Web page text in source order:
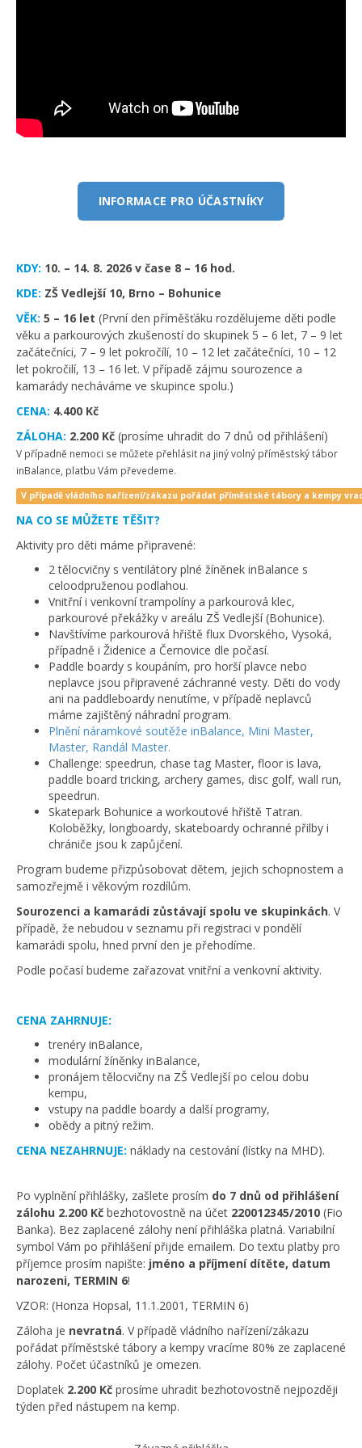
INFORMACE PRO ÚČASTNÍKY
KDY: 10. – 14. 8. 2026 v čase 8 – 16 hod.
KDE: ZŠ Vedlejší 10, Brno – Bohunice
VĚK: 5 – 16 let (První den příměšťáku rozdělujeme děti podle
věku a parkourových zkušeností do skupinek 5 – 6 let, 7 – 9 let
začátečníci, 7 – 9 let pokročílí, 10 – 12 let začátečníci, 10 – 12
let pokročilí, 13 – 16 let. V případě zájmu sourozence a
kamarády necháváme ve skupince spolu.)
CENA: 4.400 Kč
ZÁLOHA: 2.200 Kč (prosíme uhradit do 7 dnů od přihlášení)
V případně nemoci se můžete přehlásit na jiný volný příměstský tábor
inBalance, platbu Vám převedeme.
V případě vládního nařízení/zákazu pořádat příměstské tábory a kempy
NA CO SE MŮŽETE TĚŠIT?
Aktivity pro děti máme připravené:
2 tělocvičny s ventilátory plné žíněnek inBalance s
celoodpruženou podlahou.
Vnitřní i venkovní trampolíny a parkourová klec,
parkourové překážky v areálu ZŠ Vedlejší (Bohunice).
Navštívíme parkourová hřiště flux Dvorského, Vysoká,
případně i Židenice a Černovice dle počasí.
Paddle boardy s koupáním, pro horší plavce nebo
neplavce jsou připravené záchranné vesty. Děti do vody
ani na paddleboardy nenutíme, v případě neplavců
máme zajištěný náhradní program.
Plnění náramkové soutěže inBalance, Mini Master,
Master, Randál Master.
Challenge: speedrun, chase tag Master, floor is lava,
paddle board tricking, archery games, disc golf, wall run,
speedrun.
Skatepark Bohunice a workoutové hřiště Tatran.
Koloběžky, longboardy, skateboardy ochranné přilby i
chrániče jsou k zapůjčení.
Program budeme přizpůsobovat dětem, jejich schopnostem a
samozřejmě i věkovým rozdílům.
Sourozenci a kamarádi zůstávají spolu ve skupinkách. V
případě, že nebudou v seznamu při registraci v pondělí
kamarádi spolu, hned první den je přehodíme.
Podle počasí budeme zařazovat vnitřní a venkovní aktivity.
CENA ZAHRNUJE:
trenéry inBalance,
modulární žíněnky inBalance,
pronájem tělocvičny na ZŠ Vedlejší po celou dobu
kempu,
vstupy na paddle boardy a další programy,
obědy a pitný režim.
CENA NEZAHRNUJE: náklady na cestování (lístky na MHD).
Po vyplnění přihlášky, zašlete prosím do 7 dnů od přihlášení
zálohu 2.200 Kč bezhotovostně na účet 220012345/2010 (Fio
Banka). Bez zaplacené zálohy není přihláška platná. Variabilní
symbol Vám po přihlášení přijde emailem. Do textu platby pro
příjemce prosím napište: jméno a příjmení dítěte, datum
narozeni, TERMIN 6!
VZOR: (Honza Hopsal, 11.1.2001, TERMIN 6)
Záloha je nevratná. V případě vládního nařízení/zákazu
pořádat příměstské tábory a kempy vracíme 80% ze zaplacené
zálohy. Počet účastníků je omezen.
Doplatek 2.200 Kč prosíme uhradit bezhotovostně nejpozději
týden před nástupem na kemp.